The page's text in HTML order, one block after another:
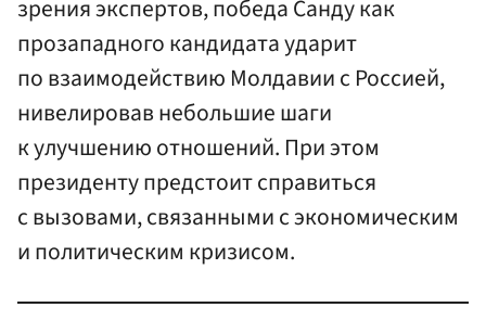
зрения экспертов, победа Санду как
прозападного кандидата ударит
по взаимодействию Молдавии с Россией,
нивелировав небольшие шаги
к улучшению отношений. При этом
президенту предстоит справиться
с вызовами, связанными с экономическим
и политическим кризисом.